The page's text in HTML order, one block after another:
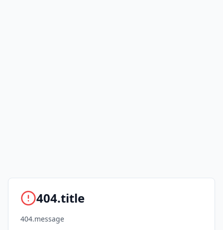
404.title
404.message